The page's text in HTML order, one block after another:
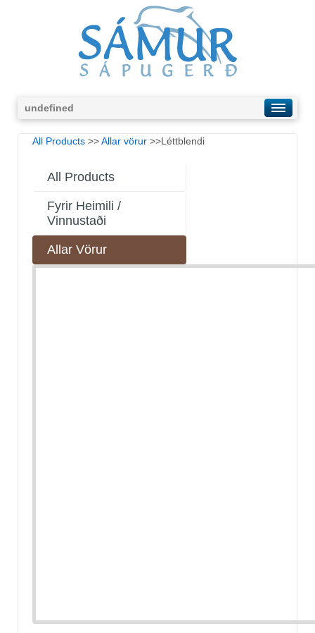
undefined
All Products >>Allar vörur >>Léttblendi
All Products
Fyrir Heimili /
Vinnustaði
Allar Vörur